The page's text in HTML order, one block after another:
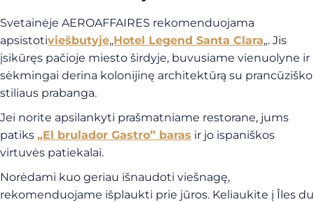
Svetainėje AEROAFFAIRES rekomenduojama
apsistotiviešbutyje„Hotel Legend Santa Clara„. Jis
įsikūręs pačioje miesto širdyje, buvusiame vienuolyne ir
sėkmingai derina kolonijinę architektūrą su prancūziško
stiliaus prabanga.
Jei norite apsilankyti prašmatniame restorane, jums
patiks „El brulador Gastro” baras ir jo ispaniškos
virtuvės patiekalai.
Norėdami kuo geriau išnaudoti viešnagę,
rekomenduojame išplaukti prie jūros. Keliaukite į Îles du